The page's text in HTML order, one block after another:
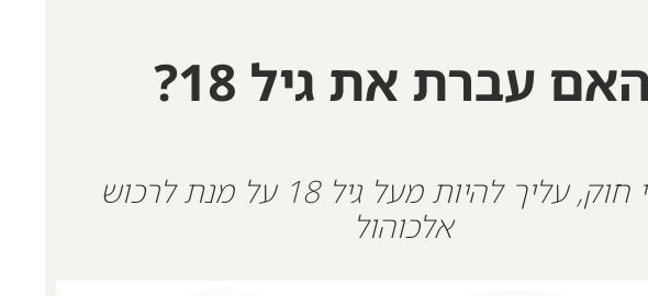
עברת את גיל 18?
על פי חוק, עליך להיות מעל גיל 18 על מנת לרכוש
אלכוהול